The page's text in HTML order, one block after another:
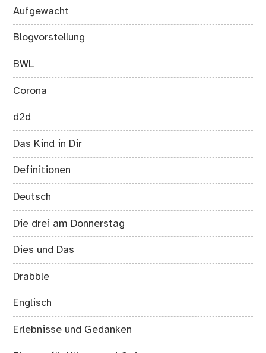
Aufgewacht
Blogvorstellung
BWL
Corona
d2d
Das Kind in Dir
Definitionen
Deutsch
Die drei am Donnerstag
Dies und Das
Drabble
Englisch
Erlebnisse und Gedanken